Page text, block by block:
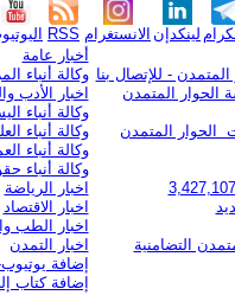
RSS الانستغرام لينكدإن
المتمدن - للإتصال بنا
الحوار المتمدن
الحوار المتمدن
التضامنية
أخبار عامة
وكالة أنباء
اخبار الأدب
وكالة أنباء
وكالة أنباء
وكالة أنباء
وكالة أنباء
اخبار الرياضة
اخبار الاقتصاد
اخبار الطب
اخبار التمدن
إضافة
إضافة كتاب